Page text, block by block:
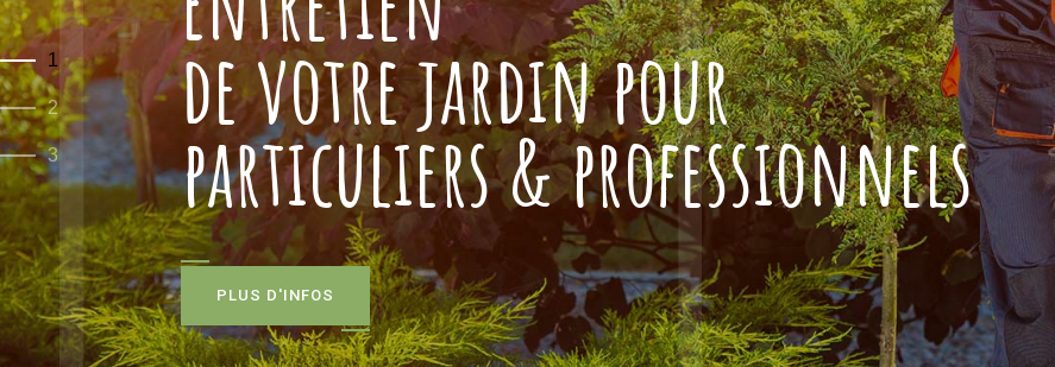
P LU S D 'I NFOS
de votre jardin pour
particuliers & professionnels
1
2
3